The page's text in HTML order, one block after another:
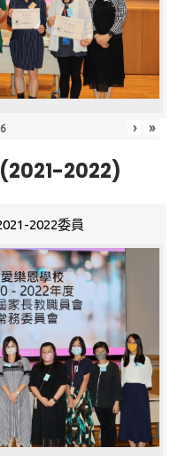
6 › »
(2021-2022)
2022委員